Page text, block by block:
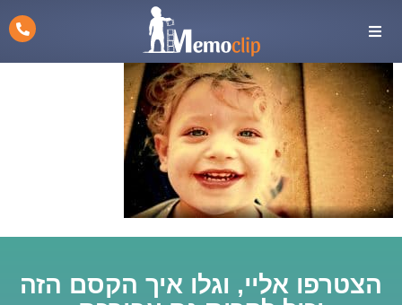
הצטרפו אליי, וגלו איך הקסם הזה